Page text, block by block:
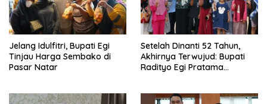
Jelang Idulfitri, Bupati Egi
Tinjau Harga Sembako di
Pasar Natar
Setelah Dinanti 52 Tahun,
Akhirnya Terwujud: Bupati
Radityo Egi Pratama